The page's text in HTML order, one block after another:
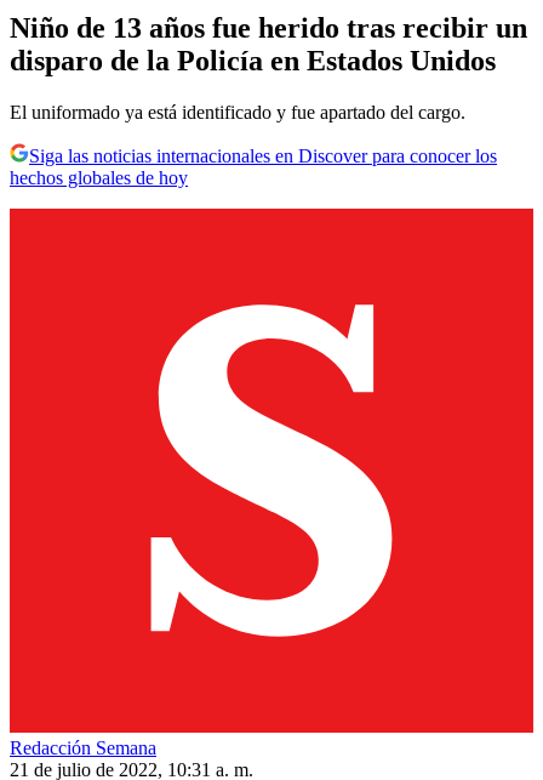
Niño de 13 años fue herido tras recibir un
disparo de la Policía en Estados Unidos
El uniformado ya está identificado y fue apartado del cargo.
Siga las noticias internacionales en Discover para conocer los
hechos globales de hoy
Redacción Semana
21 de julio de 2022, 10:31 a. m.